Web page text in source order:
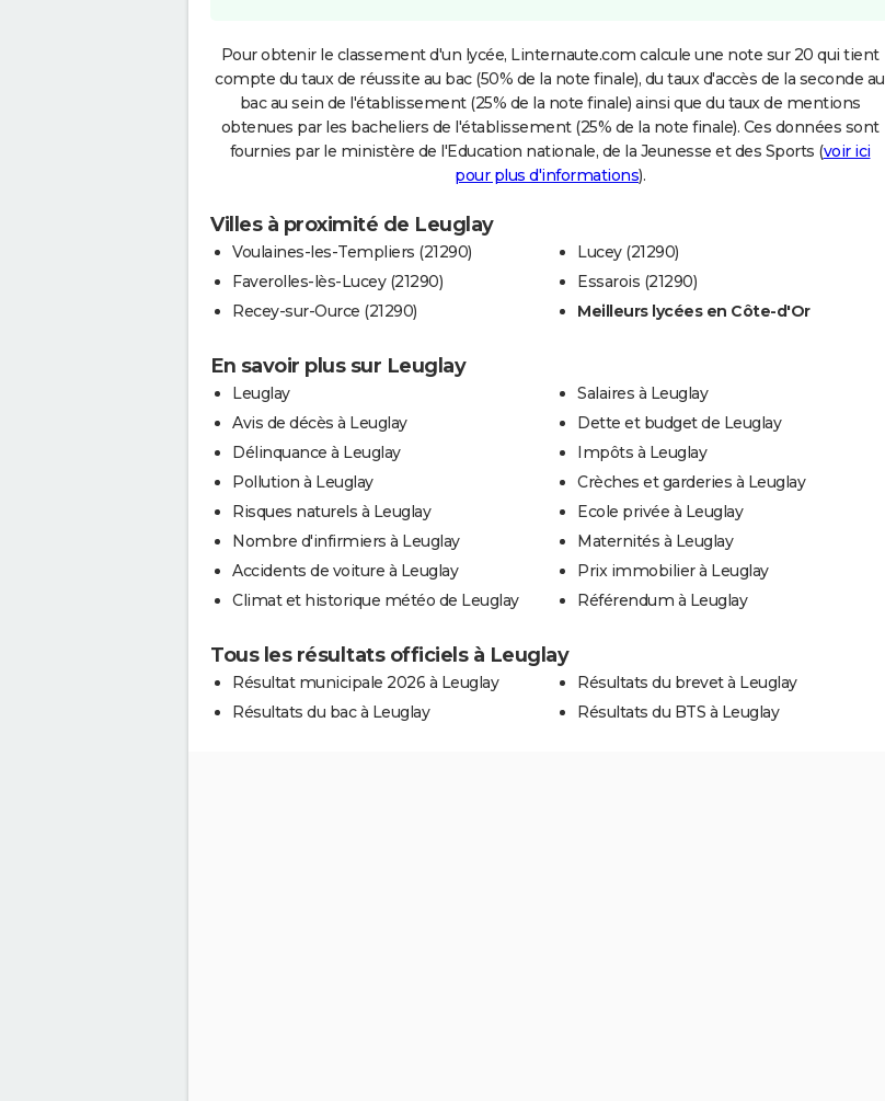
Pour obtenir le classement d'un lycée, Linternaute.com calcule une note sur 20 qui tient
compte du taux de réussite au bac (50% de la note finale), du taux d'accès de la seconde au
bac au sein de l'établissement (25% de la note finale) ainsi que du taux de mentions
obtenues par les bacheliers de l'établissement (25% de la note finale). Ces données sont
fournies par le ministère de l'Education nationale, de la Jeunesse et des Sports (voir ici
pour plus d'informations).
Villes à proximité de Leuglay
Voulaines-les-Templiers (21290)
Faverolles-lès-Lucey (21290)
Recey-sur-Ource (21290)
Lucey (21290)
Essarois (21290)
Meilleurs lycées en Côte-d'Or
En savoir plus sur Leuglay
Leuglay
Avis de décès à Leuglay
Délinquance à Leuglay
Pollution à Leuglay
Risques naturels à Leuglay
Nombre d'infirmiers à Leuglay
Accidents de voiture à Leuglay
Climat et historique météo de Leuglay
Salaires à Leuglay
Dette et budget de Leuglay
Impôts à Leuglay
Crèches et garderies à Leuglay
Ecole privée à Leuglay
Maternités à Leuglay
Prix immobilier à Leuglay
Référendum à Leuglay
Tous les résultats officiels à Leuglay
Résultat municipale 2026 à Leuglay
Résultats du bac à Leuglay
Résultats du brevet à Leuglay
Résultats du BTS à Leuglay